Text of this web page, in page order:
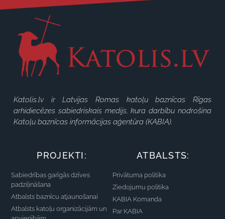
Katolis.lv ir Latvijas Romas katoļu baznīcas Rīgas
arhidiecēzes sabiedriskais medijs, kura darbību nodrošina
Katoļu baznīcas informācijas aģentūra (KABIA).
PROJEKTI:
Sabiedrības garīgās dzīves
padziļināšana
Atbalsts baznīcu atjaunošanai
Atbalsts katoļu organizācijām un
ATBALSTS:
Privātuma politika
Ziedojumu politika
KABIA Komanda
Par KABIA